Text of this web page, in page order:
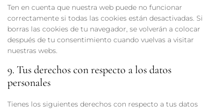
Ten en cuenta que nuestra web puede no funcionar
correctamente si todas las cookies están desactivadas. Si
borras las cookies de tu navegador, se volverán a colocar
después de tu consentimiento cuando vuelvas a visitar
nuestras webs.
9. Tus derechos con respecto a los datos
personales
Tienes los siguientes derechos con respecto a tus datos